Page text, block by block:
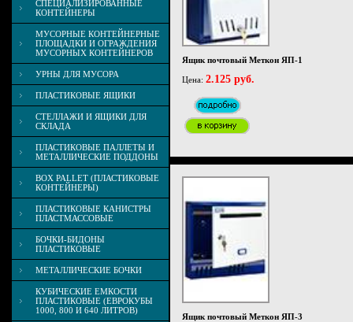
СПЕЦИАЛИЗИРОВАННЫЕ
КОНТЕЙНЕРЫ
МУСОРНЫЕ КОНТЕЙНЕРНЫЕ
ПЛОЩАДКИ И ОГРАЖДЕНИЯ
МУСОРНЫХ КОНТЕЙНЕРОВ
УРНЫ ДЛЯ МУСОРА
ПЛАСТИКОВЫЕ ЯЩИКИ
СТЕЛЛАЖИ И ЯЩИКИ ДЛЯ
СКЛАДА
ПЛАСТИКОВЫЕ ПАЛЛЕТЫ И
МЕТАЛЛИЧЕСКИЕ ПОДДОНЫ
BOX PALLET (ПЛАСТИКОВЫЕ
КОНТЕЙНЕРЫ)
ПЛАСТИКОВЫЕ КАНИСТРЫ
ПЛАСТМАССОВЫЕ
БОЧКИ-БИДОНЫ
ПЛАСТИКОВЫЕ
МЕТАЛЛИЧЕСКИЕ БОЧКИ
КУБИЧЕСКИЕ ЕМКОСТИ
ПЛАСТИКОВЫЕ (ЕВРОКУБЫ
1000, 800 И 640 ЛИТРОВ)
Ящик почтовый Меткон ЯП-1
Цена: 2.125 руб.
Ящик почтовый Меткон ЯП-3